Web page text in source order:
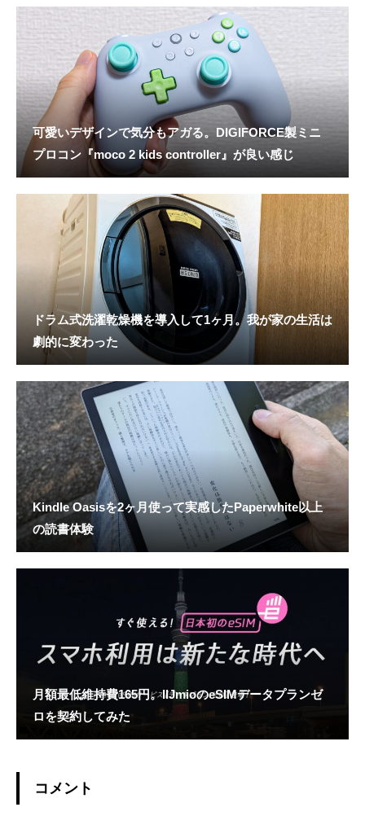
可愛いデザインで気分もアガる。DIGIFORCE製ミニ
プロコン『moco 2 kids controller』が良い感じ
ドラム式洗濯乾燥機を導入して1ヶ月。我が家の生活は
劇的に変わった
Kindle Oasisを2ヶ月使って実感したPaperwhite以上
の読書体験
月額最低維持費165円。IIJmioのeSIMデータプランゼ
ロを契約してみた
コメント